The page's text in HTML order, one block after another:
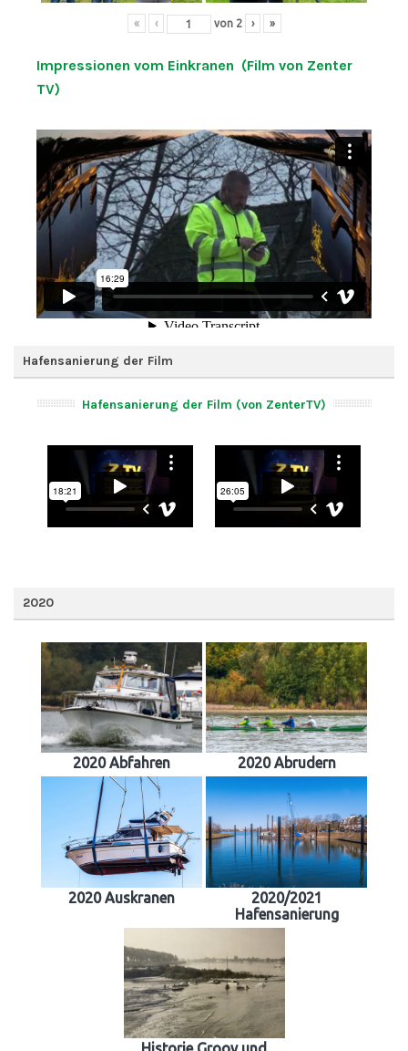
« ‹ von 2 › »
Impressionen vom Einkranen (Film von Zenter
TV)
Hafensanierung der Film
Hafensanierung der Film (von ZenterTV)
2020
2020 Abfahren 2020 Abrudern
2020 Auskranen
2020/2021
Hafensanierung